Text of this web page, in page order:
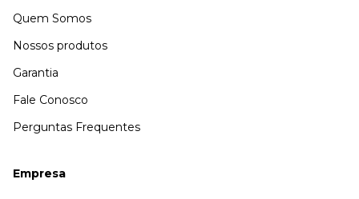
Quem Somos
Nossos produtos
Garantia
Fale Conosco
Perguntas Frequentes
Empresa